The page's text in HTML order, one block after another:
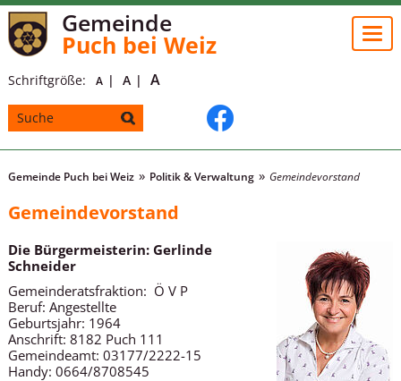
Gemeinde
Puch bei Weiz
Schriftgröße: A A A
Gemeinde Puch bei Weiz Politik & Verwaltung Gemeindevorstand
Gemeindevorstand
Die Bürgermeisterin: Gerlinde
Schneider
Gemeinderatsfraktion: Ö V P
Beruf: Angestellte
Geburtsjahr: 1964
Anschrift: 8182 Puch 111
Gemeindeamt: 03177/2222-15
Handy: 0664/8708545